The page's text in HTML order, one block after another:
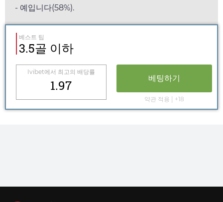
- 예입니다(58%).
베스트 팁
3.5골 이하
Ivibet에서 최고의 배당률
1.97 베팅하기
약관 적용 | +18